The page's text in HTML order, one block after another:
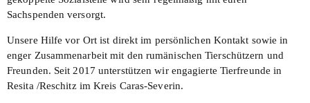
Sachspenden versorgt.
Unsere Hilfe vor Ort ist direkt im persönlichen Kontakt sowie in
enger Zusammenarbeit mit den rumänischen Tierschützern und
Freunden. Seit 2017 unterstützen wir engagierte Tierfreunde in
Resita /Reschitzim Kreis Caras-Severin.